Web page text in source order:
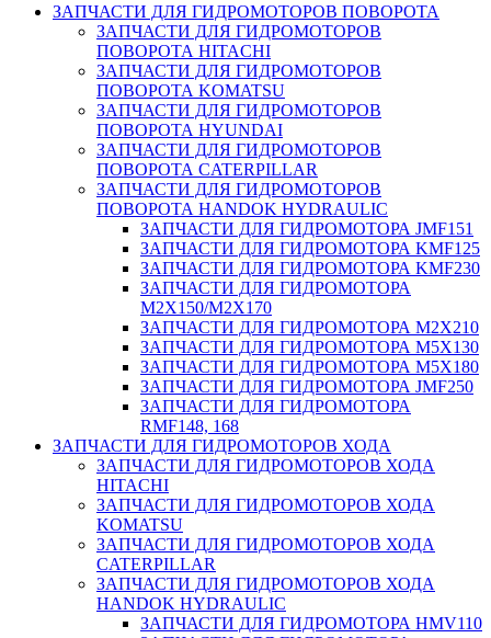
ЗАПЧАСТИ ДЛЯ ГИДРОМОТОРОВ ПОВОРОТА
ЗАПЧАСТИ ДЛЯ ГИДРОМОТОРОВ
ПОВОРОТА HITACHI
ЗАПЧАСТИ ДЛЯ ГИДРОМОТОРОВ
ПОВОРОТА KOMATSU
ЗАПЧАСТИ ДЛЯ ГИДРОМОТОРОВ
ПОВОРОТА HYUNDAI
ЗАПЧАСТИ ДЛЯ ГИДРОМОТОРОВ
ПОВОРОТА CATERPILLAR
ЗАПЧАСТИ ДЛЯ ГИДРОМОТОРОВ
ПОВОРОТА HANDOK HYDRAULIC
ЗАПЧАСТИ ДЛЯ ГИДРОМОТОРА JMF151
ЗАПЧАСТИ ДЛЯ ГИДРОМОТОРА KMF125
ЗАПЧАСТИ ДЛЯ ГИДРОМОТОРА KMF230
ЗАПЧАСТИ ДЛЯ ГИДРОМОТОРА
M2X150/M2X170
ЗАПЧАСТИ ДЛЯ ГИДРОМОТОРА M2X210
ЗАПЧАСТИ ДЛЯ ГИДРОМОТОРА M5X130
ЗАПЧАСТИ ДЛЯ ГИДРОМОТОРА M5X180
ЗАПЧАСТИ ДЛЯ ГИДРОМОТОРА JMF250
ЗАПЧАСТИ ДЛЯ ГИДРОМОТОРА
RMF148, 168
ЗАПЧАСТИ ДЛЯ ГИДРОМОТОРОВ ХОДА
ЗАПЧАСТИ ДЛЯ ГИДРОМОТОРОВ ХОДА
HITACHI
ЗАПЧАСТИ ДЛЯ ГИДРОМОТОРОВ ХОДА
KOMATSU
ЗАПЧАСТИ ДЛЯ ГИДРОМОТОРОВ ХОДА
CATERPILLAR
ЗАПЧАСТИ ДЛЯ ГИДРОМОТОРОВ ХОДА
HANDOK HYDRAULIC
ЗАПЧАСТИ ДЛЯ ГИДРОМОТОРА HMV110